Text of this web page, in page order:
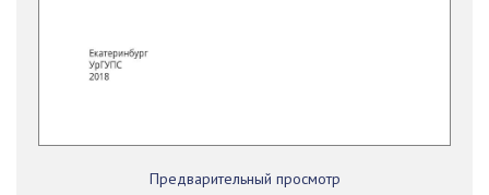
Предварительный просмотр